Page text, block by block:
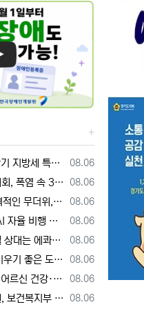
등록일
08.06
대책 평가 ‘우수상’
등록일
08.06
안전문화 캠페인 전개
등록일
08.06
예방에 각별한 주의 필요”
등록일
08.06
속 온열 질환 예방 계도
등록일
08.06
월 A매치 4연전 상대 모두 확정
등록일
08.06
출생아 증가율 경기도 1위
등록일
08.06
·안부 담아 전한다
등록일
08.06
가 2년 연속 A등급 달성